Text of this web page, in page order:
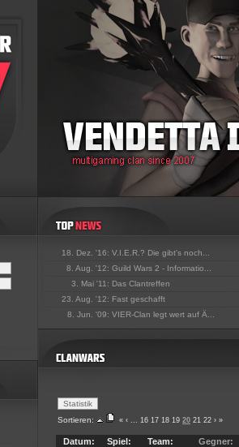
18. Dez. '16: V.I.E.R.? Die gibt's noch...
8. Aug. '12: Guild Wars 2 - Informatio...
3. Mai '11: Das Clantreffen
23. Aug. '12: Fast geschafft
8. Jun. '09: VIER-Clan legt wert auf Ä...
Sortieren: « ‹ ... 16 17 18 19 20 21 22 › »
Datum: Spiel: Team: Gegner: